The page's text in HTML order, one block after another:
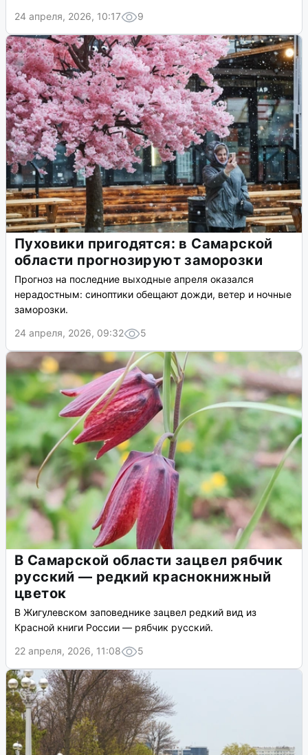
24 апреля, 2026, 10:17
9
Пуховики пригодятся: в Самарской
области прогнозируют заморозки
Прогноз на последние выходные апреля оказался
нерадостным: синоптики обещают дожди, ветер и ночные
заморозки.
24 апреля, 2026, 09:32
5
В Самарской области зацвел рябчик
русский — редкий краснокнижный
цветок
В Жигулевском заповеднике зацвел редкий вид из
Красной книги России — рябчик русский.
22 апреля, 2026, 11:08
5